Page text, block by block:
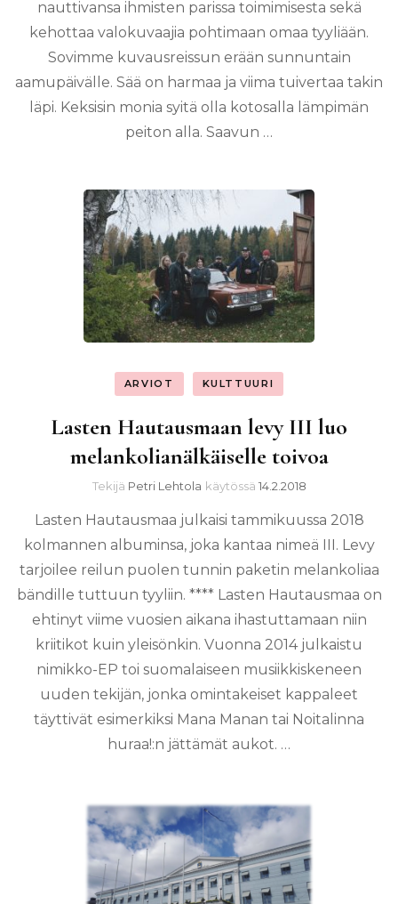
nauttivansa ihmisten parissa toimimisesta sekä
kehottaa valokuvaajia pohtimaan omaa tyyliään.
Sovimme kuvausreissun erään sunnuntain
aamupäivälle. Sää on harmaa ja viima tuivertaa takin
läpi. Keksisin monia syitä olla kotosalla lämpimän
peiton alla. Saavun …
ARVIOT KULTTUURI
Lasten Hautausmaan levy III luo
melankolianälkäiselle toivoa
Tekijä Petri Lehtola käytössä 14.2.2018
Lasten Hautausmaa julkaisi tammikuussa 2018
kolmannen albuminsa, joka kantaa nimeä III. Levy
tarjoilee reilun puolen tunnin paketin melankoliaa
bändille tuttuun tyyliin. **** Lasten Hautausmaa on
ehtinyt viime vuosien aikana ihastuttamaan niin
kriitikot kuin yleisönkin. Vuonna 2014 julkaistu
nimikko-EP toi suomalaiseen musiikkiskeneen
uuden tekijän, jonka omintakeiset kappaleet
täyttivät esimerkiksi Mana Manan tai Noitalinna
huraa!:n jättämät aukot. …